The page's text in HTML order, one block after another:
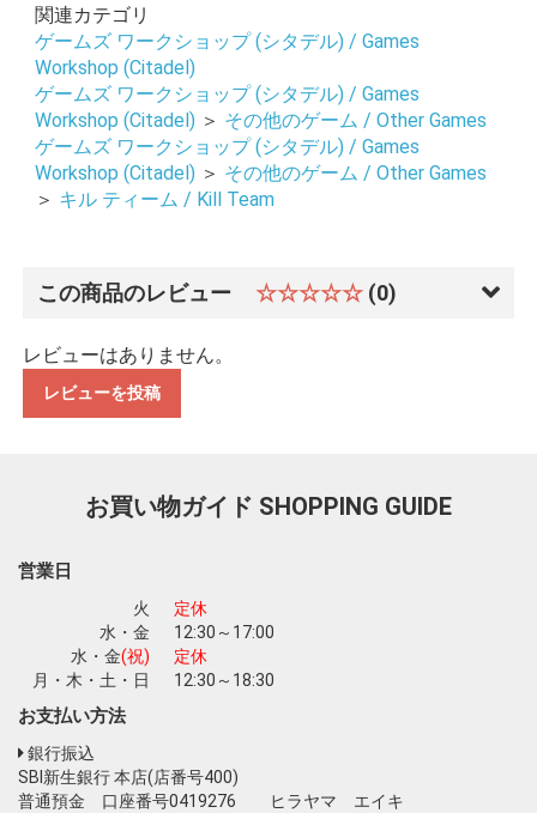
お買い物を続ける カートへ進む
関連カテゴリ
ゲームズ ワークショップ (シタデル) / Games
Workshop (Citadel)
ゲームズ ワークショップ (シタデル) / Games
Workshop (Citadel) ＞ その他のゲーム / Other Games
ゲームズ ワークショップ (シタデル) / Games
Workshop (Citadel) ＞ その他のゲーム / Other Games
＞ キル ティーム / Kill Team
この商品のレビュー ☆☆☆☆☆ (0)
レビューはありません。
レビューを投稿
お買い物ガイド SHOPPING GUIDE
営業日
火
定休
水・金
12:30～17:00
水・金(祝)
定休
月・木・土・日
12:30～18:30
お支払い方法
銀行振込
SBI新生銀行 本店(店番号400)
普通預金 口座番号0419276 ヒラヤマ エイキ